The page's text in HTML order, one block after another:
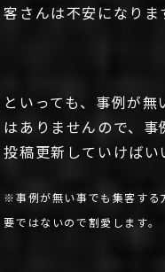
客さんは不安になりま
といっても、事例が
はありませんので、
投稿更新していけばい
※事例が無い事でも集客する
要ではないので割愛します。